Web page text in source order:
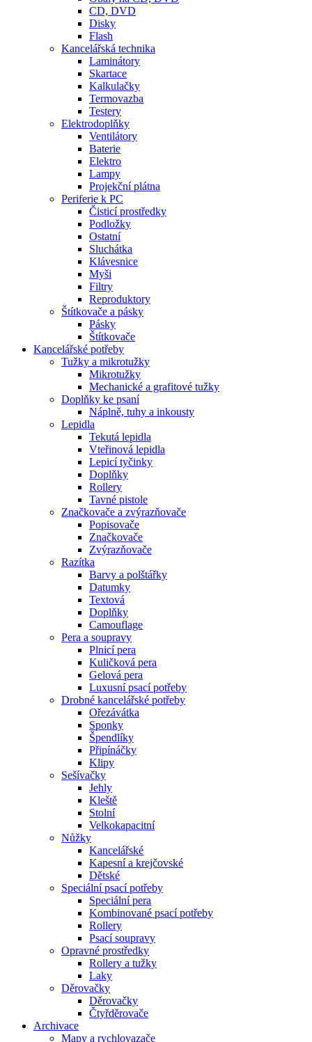
CD, DVD
Disky
Flash
Kancelářská technika
Laminátory
Skartace
Kalkulačky
Termovazba
Testery
Elektrodoplňky
Ventilátory
Baterie
Elektro
Lampy
Projekční plátna
Periferie k PC
Čisticí prostředky
Podložky
Ostatní
Sluchátka
Klávesnice
Myši
Filtry
Reproduktory
Štítkovače a pásky
Pásky
Štítkovače
Kancelářské potřeby
Tužky a mikrotužky
Mikrotužky
Mechanické a grafitové tužky
Doplňky ke psaní
Náplně, tuhy a inkousty
Lepidla
Tekutá lepidla
Vteřinová lepidla
Lepicí tyčinky
Doplňky
Rollery
Tavné pistole
Značkovače a zvýrazňovače
Popisovače
Značkovače
Zvýrazňovače
Razítka
Barvy a polštářky
Datumky
Textová
Doplňky
Camouflage
Pera a soupravy
Plnicí pera
Kuličková pera
Gelová pera
Luxusní psací potřeby
Drobné kancelářské potřeby
Ořezávátka
Sponky
Špendlíky
Připínáčky
Klipy
Sešívačky
Jehly
Kleště
Stolní
Velkokapacitní
Nůžky
Kancelářské
Kapesní a krejčovské
Dětské
Speciální psací potřeby
Speciální pera
Kombinované psací potřeby
Rollery
Psací soupravy
Opravné prostředky
Rollery a tužky
Laky
Děrovačky
Děrovačky
Čtyřděrovače
Archivace
Mapy a rychlovazače